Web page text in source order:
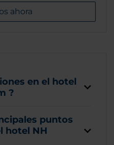
ahora
en el hotel
?
puntos
hotel NH